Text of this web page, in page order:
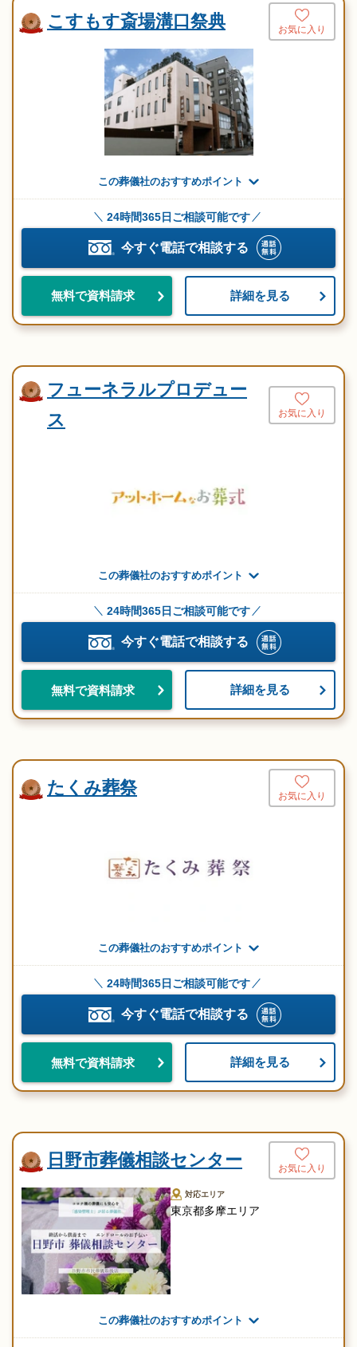
こすもす斎場溝口祭典 お気に入り
この葬儀社のおすすめポイント
24時間365日ご相談可能です
今すぐ電話で相談する
無料で資料請求 詳細を見る
フューネラルプロデュー
ス
お気に入り
この葬儀社のおすすめポイント
24時間365日ご相談可能です
今すぐ電話で相談する
無料で資料請求 詳細を見る
たくみ葬祭 お気に入り
この葬儀社のおすすめポイント
24時間365日ご相談可能です
今すぐ電話で相談する
無料で資料請求 詳細を見る
日野市葬儀相談センター お気に入り
対応エリア
東京都多摩エリア
この葬儀社のおすすめポイント